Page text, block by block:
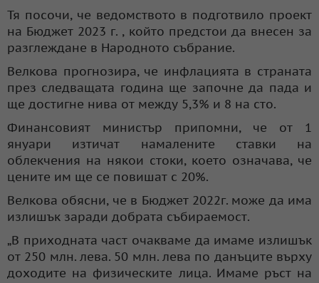
Тя посочи, че ведомството в подготвило проект
на Бюджет 2023 г. , който предстои да внесен за
разглеждане в Народното събрание.
Велкова прогнозира, че инфлацията в страната
през следващата година ще започне да пада и
ще достигне нива от между 5,3% и 8 на сто.
Финансовият министър припомни, че от 1
януари изтичат намалените ставки на
облекчения на някои стоки, което означава, че
цените им ще се повишат с 20%.
Велкова обясни, че в Бюджет 2022г. може да има
излишък заради добрата събираемост.
„В приходната част очакваме да имаме излишък
от 250 млн. лева. 50 млн. лева по данъците върху
доходите на физическите лица. Имаме ръст на